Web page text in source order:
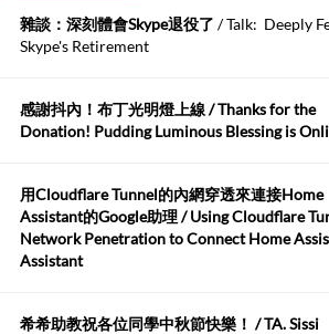
Anonymous:
https://github.com/t...
布丁布丁吃布丁:
我目前並沒有常駐的Google Home...
Robertmycs:
這篇WinXP公用電腦安裝與優化的步驟超...
您好,首先肯定感謝您造福許多莘莘學子。有...
雜談：深刻體會Skype退役了 / Talk: Deeply
Skype's Retirement
感謝抖內！布丁光明燈上線 / Thanks for the
Donation! Pudding Luminous Blessing is
用Cloudflare Tunnel的內網穿透來連接Home
Assistant的Google助理 / Using Cloudflare
Network Penetration to Connect Home
Assistant
希希助教祝各位同學中秋節快樂！ / TA. Sissi